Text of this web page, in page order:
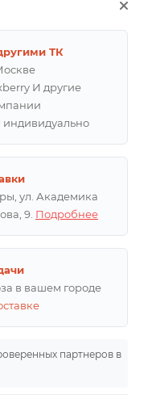
ТК
И другие
индивидуально
ул. Академика
9. Подробнее
в вашем городе
партнеров в